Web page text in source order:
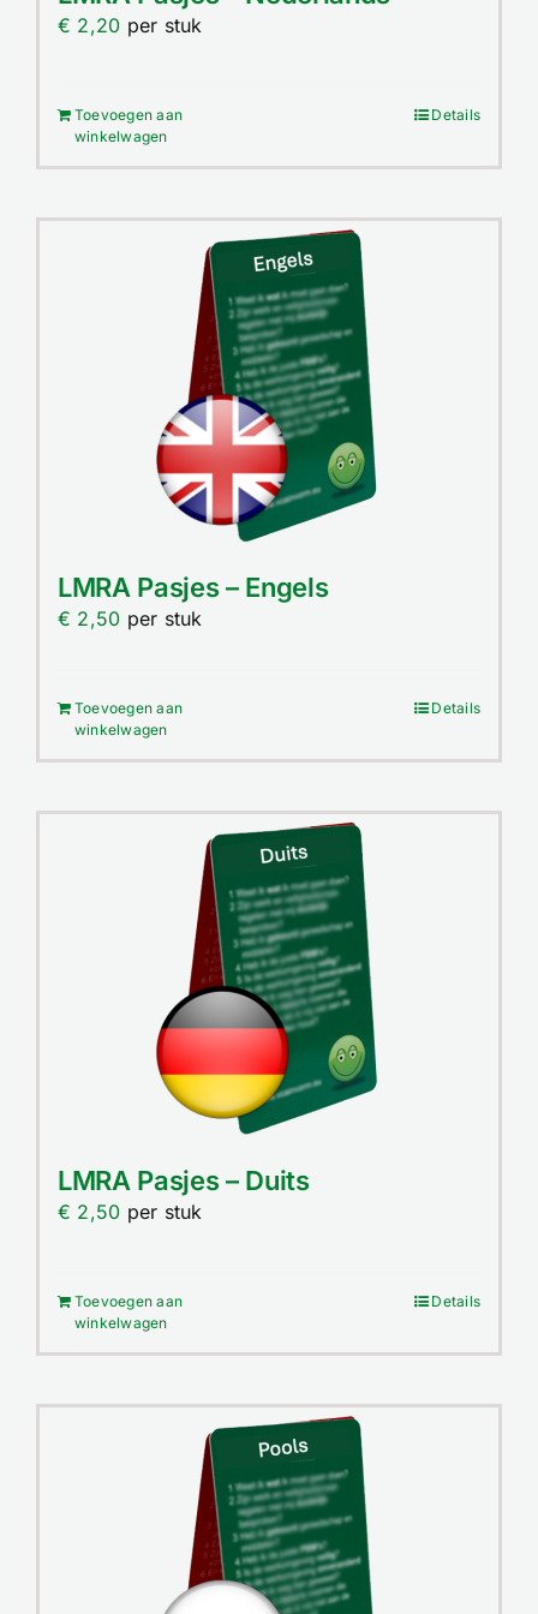
€ 2,20 per stuk
Toevoegen aan
winkelwagen
Details
LMRA Pasjes – Engels
€ 2,50 per stuk
Toevoegen aan
winkelwagen
Details
LMRA Pasjes – Duits
€ 2,50 per stuk
Toevoegen aan
winkelwagen
Details